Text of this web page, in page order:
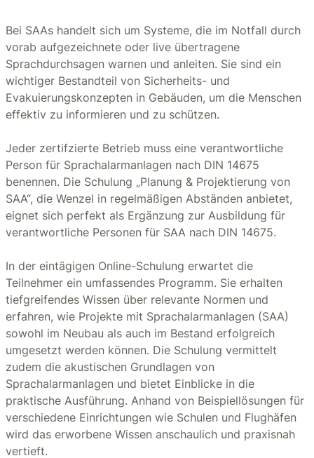
Bei SAAs handelt sich um Systeme, die im Notfall durch
vorab aufgezeichnete oder live übertragene
Sprachdurchsagen warnen und anleiten. Sie sind ein
wichtiger Bestandteil von Sicherheits- und
Evakuierungskonzepten in Gebäuden, um die Menschen
effektiv zu informieren und zu schützen.
Jeder zertifzierte Betrieb muss eine verantwortliche
Person für Sprachalarmanlagen nach DIN 14675
benennen. Die Schulung „Planung & Projektierung von
SAA“, die Wenzel in regelmäßigen Abständen anbietet,
eignet sich perfekt als Ergänzung zur Ausbildung für
verantwortliche Personen für SAA nach DIN 14675.
In der eintägigen Online-Schulung erwartet die
Teilnehmer ein umfassendes Programm. Sie erhalten
tiefgreifendes Wissen über relevante Normen und
erfahren, wie Projekte mit Sprachalarmanlagen (SAA)
sowohl im Neubau als auch im Bestand erfolgreich
umgesetzt werden können. Die Schulung vermittelt
zudem die akustischen Grundlagen von
Sprachalarmanlagen und bietet Einblicke in die
praktische Ausführung. Anhand von Beispiellösungen für
verschiedene Einrichtungen wie Schulen und Flughäfen
wird das erworbene Wissen anschaulich und praxisnah
vertieft.